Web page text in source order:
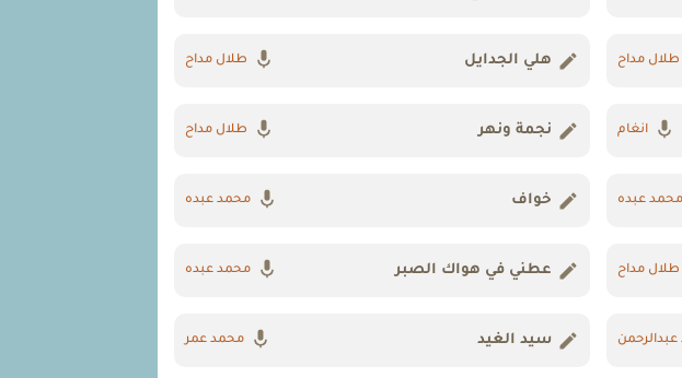
طلال مداح هلي الجدايل طلال مداح
انغام نجمة ونهر طلال مداح
محمد عبده خواف محمد عبده
طلال مداح عطني في هواك الصبر محمد عبده
عبدالرحمن سيد الغيد محمد عمر